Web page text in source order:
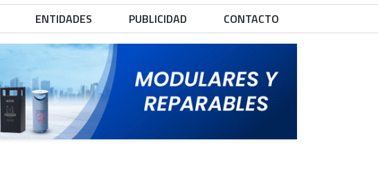
ENTIDADES PUBLICIDAD CONTACTO